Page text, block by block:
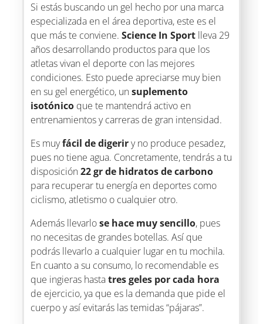
Si estás buscando un gel hecho por una marca
especializada en el área deportiva, este es el
que más te conviene.Science In Sport lleva 29
años desarrollando productos para que los
atletas vivan el deporte con las mejores
condiciones. Esto puede apreciarse muy bien
en su gel energético, unsuplemento
isotónico que te mantendrá activo en
entrenamientos y carreras de gran intensidad.
Es muyfácil de digeriry no produce pesadez,
pues no tiene agua. Concretamente, tendrás a tu
disposición22 gr de hidratos de carbono
para recuperar tu energía en deportes como
ciclismo, atletismo o cualquier otro.
Además llevarlose hace muy sencillo, pues
no necesitas de grandes botellas. Así que
podrás llevarlo a cualquier lugar en tu mochila.
En cuanto a su consumo, lo recomendable es
que ingieras hastatres geles por cada hora
de ejercicio, ya que es la demanda que pide el
cuerpo y así evitarás las temidas “pájaras”.